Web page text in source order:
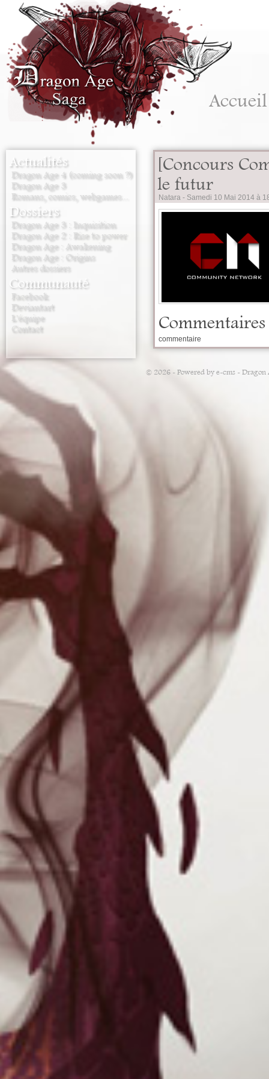
Accueil
Actualités
Dragon Age 4 (coming soon ?)
Dragon Age 3
Romans, comics, webgames...
Dossiers
Dragon Age 3 : Inquisition
Dragon Age 2 : Rise to power
Dragon Age : Awakening
Dragon Age : Origins
Autres dossiers
Communauté
Facebook
Deviantart
L'équipe
Contact
[Concours
le futur
Natara - Samedi 10 Mai 2014 à
Commentaires
commentaire
© 2026 - Powered by e-cms - Dragon